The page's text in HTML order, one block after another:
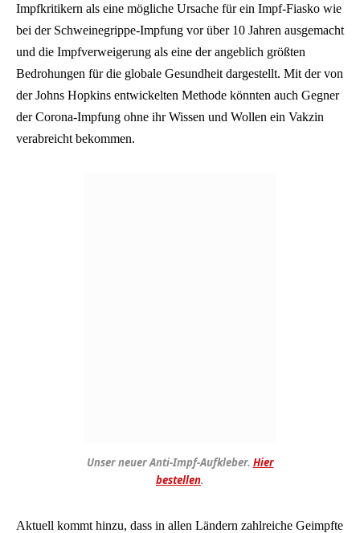
Impfkritikern als eine mögliche Ursache für ein Impf-Fiasko wie
bei der Schweinegrippe-Impfung vor über 10 Jahren ausgemacht
und die Impfverweigerung als eine der angeblich größten
Bedrohungen für die globale Gesundheit dargestellt. Mit der von
der Johns Hopkins entwickelten Methode könnten auch Gegner
der Corona-Impfung ohne ihr Wissen und Wollen ein Vakzin
verabreicht bekommen.
Unser neuer Anti-Impf-Aufkleber. Hier
bestellen.
Aktuell kommt hinzu, dass in allen Ländern zahlreiche Geimpfte